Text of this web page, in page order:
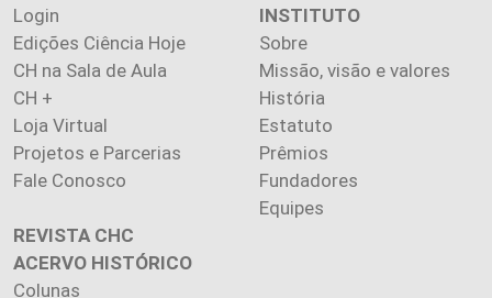
Login
Edições Ciência Hoje
CH na Sala de Aula
CH +
Loja Virtual
Projetos e Parcerias
Fale Conosco
INSTITUTO
Sobre
Missão, visão e valores
História
Estatuto
Prêmios
Fundadores
Equipes
REVISTA CHC
ACERVO HISTÓRICO
Colunas